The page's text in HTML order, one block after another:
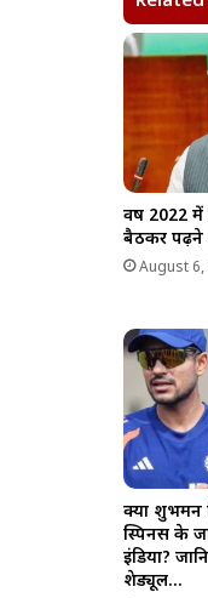
p
p
वर्ष 2022 में
बैठकर पढ़ने
August 6,
क्या शुभमन
स्पिनर्स के
इंडिया?
शेड्यूल…